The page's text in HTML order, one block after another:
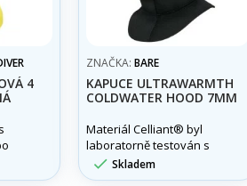
4
ZNAČKA: BARE
KAPUCE ULTRAWARMTH
COLDWATER HOOD 7MM
Materiál Celliant® byl
laboratorně testován s
vynikajícími výsledky,
pokud jde o uchování
 Skladem